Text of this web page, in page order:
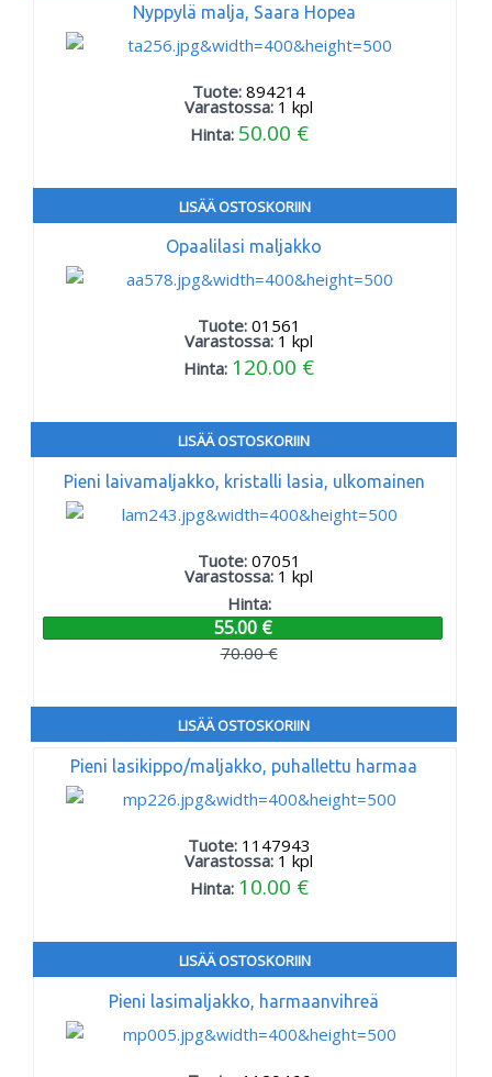
Nyppylä malja, Saara Hopea
Tuote:894214
Varastossa: 1 kpl
Hinta: 50.00 €
LISÄÄ OSTOSKORIIN
Opaalilasi maljakko
Tuote: 01561
Varastossa: 1 kpl
Hinta: 120.00 €
LISÄÄ OSTOSKORIIN
Pieni laivamaljakko, kristalli lasia, ulkomainen
Tuote: 07051
Varastossa: 1 kpl
Hinta:
55.00 €
70.00 €
LISÄÄ OSTOSKORIIN
Pieni lasikippo/maljakko, puhallettu harmaa
Tuote: 1147943
Varastossa: 1 kpl
Hinta: 10.00 €
LISÄÄ OSTOSKORIIN
Pieni lasimaljakko, harmaanvihreä